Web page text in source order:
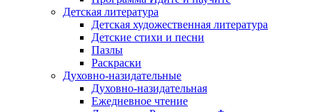
Детская литература
Детская художественная литература
Детские стихи и песни
Пазлы
Раскраски
Духовно-назидательные
Духовно-назидательная
Ежедневное чтение